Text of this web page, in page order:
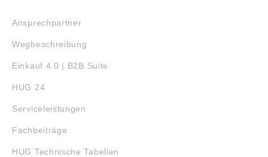
Ansprechpartner
Wegbeschreibung
Einkauf 4.0 | B2B Suite
HUG 24
Serviceleistungen
Fachbeiträge
HUG Technische Tabellen